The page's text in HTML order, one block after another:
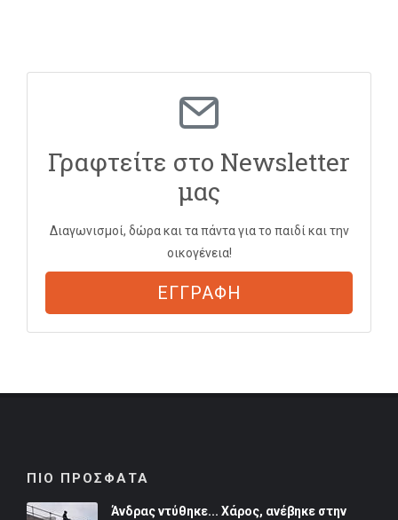
Γραφτείτε στο Newsletter
μας
Διαγωνισμοί, δώρα και τα πάντα για το παιδί και την
οικογένεια!
ΕΓΓΡΑΦΗ
ΠΙΟ ΠΡΟΣΦΑΤΑ
Άνδρας ντύθηκε... Χάρος, ανέβηκε στην